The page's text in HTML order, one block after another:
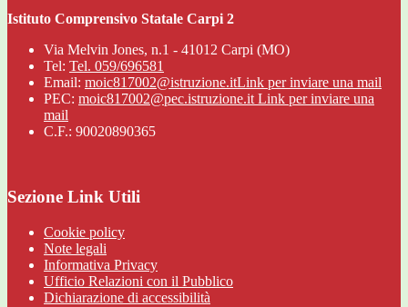
Istituto Comprensivo Statale Carpi 2
Via Melvin Jones, n.1 - 41012 Carpi (MO)
Tel: Tel. 059/696581
Email: moic817002@istruzione.itLink per inviare una mail
PEC: moic817002@pec.istruzione.it Link per inviare una
mail
C.F.: 90020890365
Sezione Link Utili
Cookie policy
Note legali
Informativa Privacy
Ufficio Relazioni con il Pubblico
Dichiarazione di accessibilità